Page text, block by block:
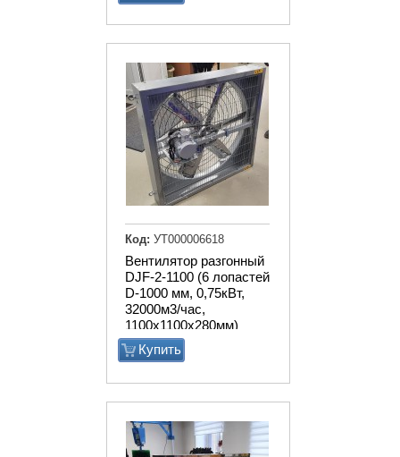
Вентилятор разгонный
DJF-2-1100 (6 лопастей
D-1000 мм, 0,75кВт,
32000м3/час,
1100х1100х280мм)
Купить
Код: УТ000006618